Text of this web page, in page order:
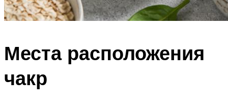
Места расположения
чакр